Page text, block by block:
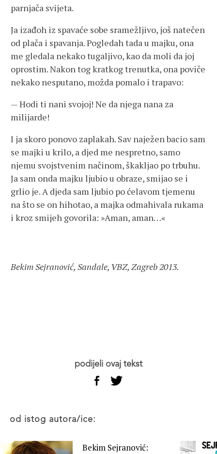
parnjača svijeta.
Ja izađoh iz spavaće sobe sramežljivo, još natečen
od plača i spavanja. Pogledah tada u majku, ona
me gledala nekako tugaljivo, kao da moli da joj
oprostim. Nakon tog kratkog trenutka, ona poviče
nekako nesputano, možda pomalo i trapavo:
— Hodi ti nani svojoj! Ne da njega nana za
milijarde!
I ja skoro ponovo zaplakah. Sav naježen bacio sam
se majki u krilo, a djed me nespretno, samo
njemu svojstvenim načinom, škakljao po trbuhu.
Ja sam onda majku ljubio u obraze, smijao se i
grlio je. A djeda sam ljubio po ćelavom tjemenu
na što se on hihotao, a majka odmahivala rukama
i kroz smijeh govorila: »Aman, aman…«
Bekim Sejranović, Sandale, VBZ, Zagreb 2013.
podijeli ovaj tekst
od istog autora/ice:
Bekim Sejranović: